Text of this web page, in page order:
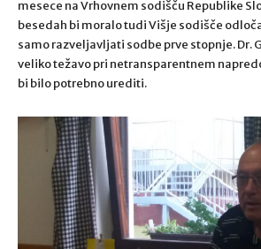
mesece na Vrhovnem sodišču Republike
besedah bi moralo tudi Višje sodišče
samo razveljavljati sodbe prve stopnje. Dr.
veliko težavo pri netransparentnem
bi bilo potrebno urediti.